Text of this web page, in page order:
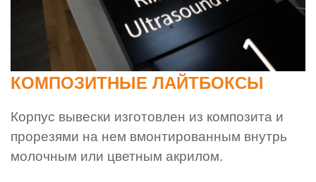
КОМПОЗИТНЫЕ ЛАЙТБОКСЫ
Корпус вывески изготовлен из композита и
прорезями на нем вмонтированным внутрь
молочным или цветным акрилом.